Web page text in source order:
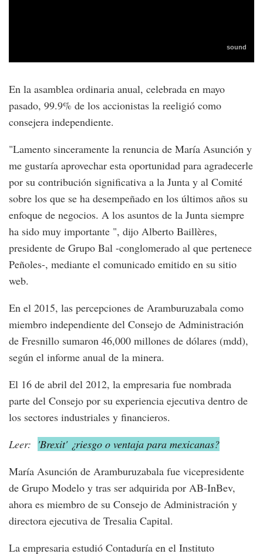
En la asamblea ordinaria anual, celebrada en mayo
pasado, 99.9% de los accionistas la reeligió como
consejera independiente.
"Lamento sinceramente la renuncia de María Asunción y
me gustaría aprovechar esta oportunidad para agradecerle
por su contribución significativa a la Junta y al Comité
sobre los que se ha desempeñado en los últimos años su
enfoque de negocios. A los asuntos de la Junta siempre
ha sido muy importante ", dijo Alberto Baillères,
presidente de Grupo Bal -conglomerado al que pertenece
Peñoles-, mediante el comunicado emitido en su sitio
web.
En el 2015, las percepciones de Aramburuzabala como
miembro independiente del Consejo de Administración
de Fresnillo sumaron 46,000 millones de dólares (mdd),
según el informe anual de la minera.
El 16 de abril del 2012, la empresaria fue nombrada
parte del Consejo por su experiencia ejecutiva dentro de
los sectores industriales y financieros.
Leer: 'Brexit' ¿riesgo o ventaja para mexicanas?
María Asunción de Aramburuzabala fue vicepresidente
de Grupo Modelo y tras ser adquirida por AB-InBev,
ahora es miembro de su Consejo de Administración y
directora ejecutiva de Tresalia Capital.
La empresaria estudió Contaduría en el Instituto